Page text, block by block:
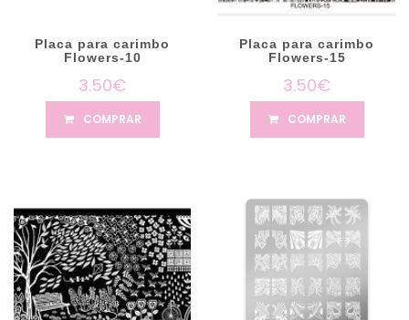
Placa para carimbo
Flowers-10
3.50€
COMPRAR
Placa para carimbo
Flowers-15
3.50€
COMPRAR